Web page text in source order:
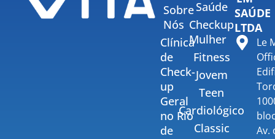
Sobre
Nós
Clínica
de
Check-
up
Geral
no Rio
de
Saúde
Checkup
Mulher
Fitness
Jovem
Teen
Cardiológico
Classic
SAÚDE
LTDA
Le
Av.